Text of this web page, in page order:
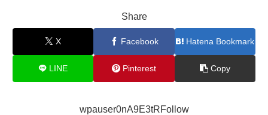
Share
X Facebook Hatena Bookmark
LINE Pinterest Copy
wpauser0nA9E3tRFollow